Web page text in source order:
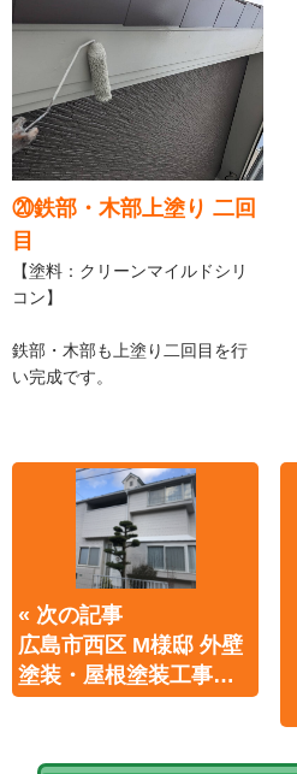
⑳鉄部・木部上塗り 二回
目
【塗料：クリーンマイルドシリ
コン】
鉄部・木部も上塗り二回目を行
い完成です。
« 次の記事
広島市西区 M様邸 外壁
塗装・屋根塗装工事…